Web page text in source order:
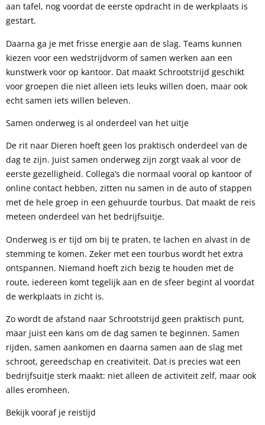
aan tafel, nog voordat de eerste opdracht in de werkplaats is
gestart.
Daarna ga je met frisse energie aan de slag. Teams kunnen
kiezen voor een wedstrijdvorm of samen werken aan een
kunstwerk voor op kantoor. Dat maakt Schrootstrijd geschikt
voor groepen die niet alleen iets leuks willen doen, maar ook
echt samen iets willen beleven.
Samen onderweg is al onderdeel van het uitje
De rit naar Dieren hoeft geen los praktisch onderdeel van de
dag te zijn. Juist samen onderweg zijn zorgt vaak al voor de
eerste gezelligheid. Collega’s die normaal vooral op kantoor of
online contact hebben, zitten nu samen in de auto of stappen
met de hele groep in een gehuurde tourbus. Dat maakt de reis
meteen onderdeel van het bedrijfsuitje.
Onderweg is er tijd om bij te praten, te lachen en alvast in de
stemming te komen. Zeker met een tourbus wordt het extra
ontspannen. Niemand hoeft zich bezig te houden met de
route, iedereen komt tegelijk aan en de sfeer begint al voordat
de werkplaats in zicht is.
Zo wordt de afstand naar Schrootstrijd geen praktisch punt,
maar juist een kans om de dag samen te beginnen. Samen
rijden, samen aankomen en daarna samen aan de slag met
schroot, gereedschap en creativiteit. Dat is precies wat een
bedrijfsuitje sterk maakt: niet alleen de activiteit zelf, maar ook
alles eromheen.
Bekijk vooraf je reistijd